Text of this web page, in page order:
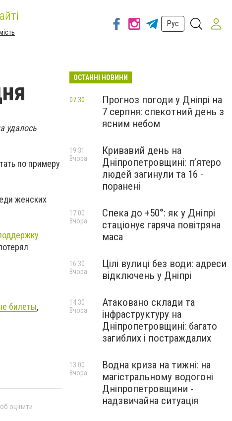
Рус
удалось
по примеру
женских
билеты,
оцінити
ОСТАННІ НОВИНИ
Прогноз погоди у Дніпрі на
7 серпня: спекотний день з
ясним небом
07:30
Кривавий день на
Дніпропетровщині: п’ятеро
людей загинули та 16 -
поранені
19:31
Вчора
Спека до +50°: як у Дніпрі
стаціонує гаряча повітряна
маса
17:00
Вчора
Цілі вулиці без води: адреси
відключень у Дніпрі
16:30
Вчора
Атаковано склади та
інфраструктуру на
Дніпропетровщині: багато
загиблих і постраждалих
14:30
Вчора
Водна криза на тижні: на
магістральному водогоні
Дніпропетровщини -
надзвичайна ситуація
13:00
Вчора